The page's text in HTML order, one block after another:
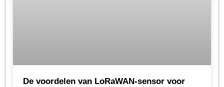
De voordelen van LoRaWAN-sensor voor